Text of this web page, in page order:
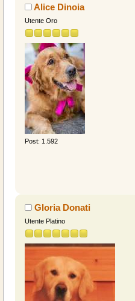
Alice Dinoia
Utente Oro
Post: 1.592
Gloria Donati
Utente Platino